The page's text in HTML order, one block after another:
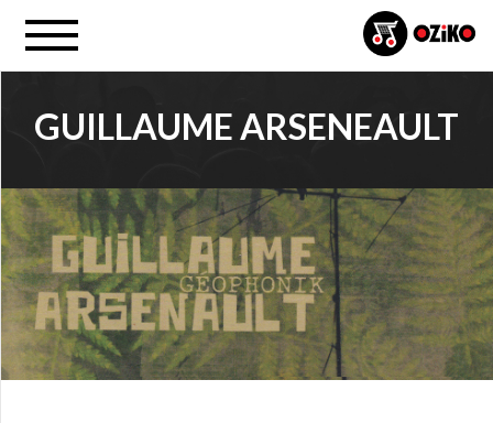
GUILLAUME ARSENEAULT
Guillaume Arseneault (1)
FILTRE
Disponible
à l'achat